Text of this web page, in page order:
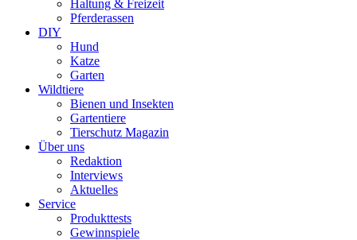
Haltung & Freizeit
Pferderassen
DIY
Hund
Katze
Garten
Wildtiere
Bienen und Insekten
Gartentiere
Tierschutz Magazin
Über uns
Redaktion
Interviews
Aktuelles
Service
Produkttests
Gewinnspiele